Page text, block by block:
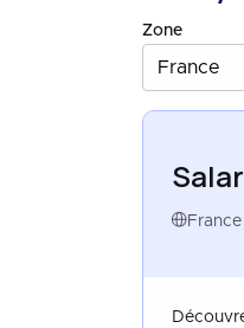
Zone
France
France